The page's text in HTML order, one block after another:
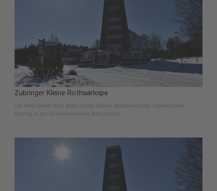
Zubringer Kleine Rothaarloipe
Der Rhein-Weser-Turm bildet mit der Kleinen Rothaarloipe den südwestlichen
Einstieg in den Fernskiwanderweg Rothaarloipe.